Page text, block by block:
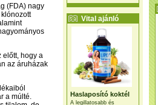
Vital ajánló
Haslaposító koktél
A legillatosabb és
(FDA) nagy
előtt, hogy a
az áruházak
a múlté.